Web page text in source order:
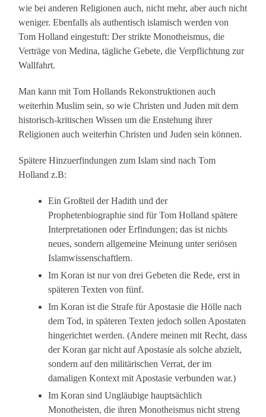
wie bei anderen Religionen auch, nicht mehr, aber auch nicht
weniger. Ebenfalls als authentisch islamisch werden von
Tom Holland eingestuft: Der strikte Monotheismus, die
Verträge von Medina, tägliche Gebete, die Verpflichtung zur
Wallfahrt.
Man kann mit Tom Hollands Rekonstruktionen auch
weiterhin Muslim sein, so wie Christen und Juden mit dem
historisch-kritischen Wissen um die Enstehung ihrer
Religionen auch weiterhin Christen und Juden sein können.
Spätere Hinzuerfindungen zum Islam sind nach Tom
Holland z.B:
Ein Großteil der Hadith und der
Prophetenbiographie sind für Tom Holland spätere
Interpretationen oder Erfindungen; das ist nichts
neues, sondern allgemeine Meinung unter seriösen
Islamwissenschaftlern.
Im Koran ist nur von drei Gebeten die Rede, erst in
späteren Texten von fünf.
Im Koran ist die Strafe für Apostasie die Hölle nach
dem Tod, in späteren Texten jedoch sollen Apostaten
hingerichtet werden. (Andere meinen mit Recht, dass
der Koran gar nicht auf Apostasie als solche abzielt,
sondern auf den militärischen Verrat, der im
damaligen Kontext mit Apostasie verbunden war.)
Im Koran sind Ungläubige hauptsächlich
Monotheisten, die ihren Monotheismus nicht streng